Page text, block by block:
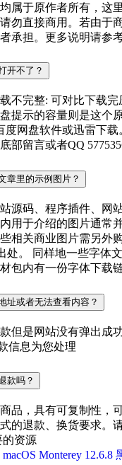
属于原作者所有，这
勿直接商用。若由于
承担。更多说明请参
开不了？
不完整: 可对比下载完
提示的容量则是这个
度网盘软件或迅雷下
部留言或者QQ
章里的示例图片？
源码、程序插件、网
用于介绍的图片通常
相关商业图片需另外
处。 同样地一些字体
包内有一份字体下载链
址或者无法查看内容？
但是网站没有弹出成
信息为您处理
款吗？
品，具有可复制性，
的退款、换货要求。
的资源
macOS Monterey